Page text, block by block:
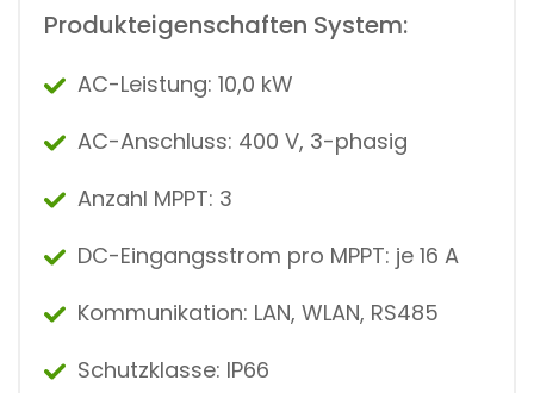
Produkteigenschaften System:
AC-Leistung: 10,0 kW
AC-Anschluss: 400 V, 3-phasig
Anzahl MPPT: 3
DC-Eingangsstrom pro MPPT: je 16 A
Kommunikation: LAN, WLAN, RS485
Schutzklasse: IP66